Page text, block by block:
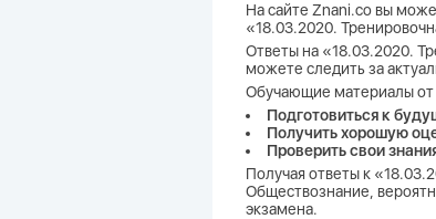
На сайте Znani.co вы
«18.03.2020.
Ответы на «18.03.2020.
можете следить за
Обучающие материалы от
Подготовиться к
Получить хорошую
Проверить свои
Получая ответы к
Обществознание,
экзамена.